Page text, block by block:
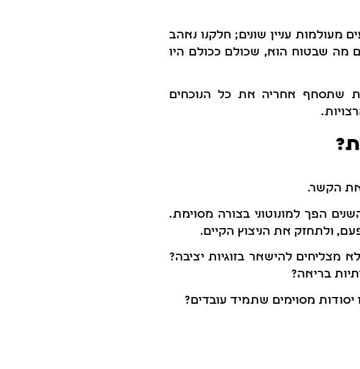
עניין שונים; חלקנו נאהב
מה שבטוח הוא, שכולם ככולם היו
שתסחף אחריה את כל הנוכחים
את הקשר.
הפך למונוטוני בצורה מסוימת.
ולתחזק את הניצוץ הקיים.
מצליחים להישאר בזוגיות יציבה?
בריאה?
מסוימים שתמיד עובדים?